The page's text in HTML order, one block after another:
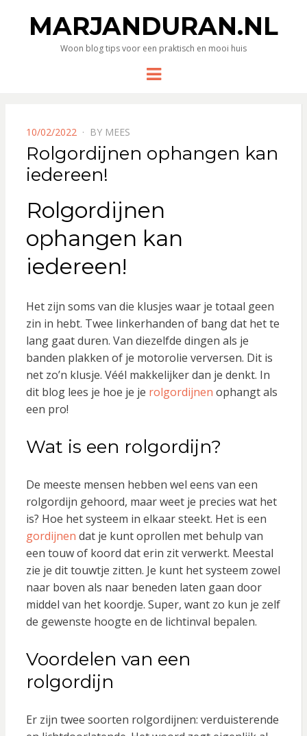
MARJANDURAN.NL
Woon blog tips voor een praktisch en mooi huis
Menu
POSTED
ON
10/02/2022 BY MEES
Rolgordijnen ophangen kan
iedereen!
Rolgordijnen
ophangen kan
iedereen!
Het zijn soms van die klusjes waar je totaal geen
zin in hebt. Twee linkerhanden of bang dat het te
lang gaat duren. Van diezelfde dingen als je
banden plakken of je motorolie verversen. Dit is
net zo’n klusje. Véél makkelijker dan je denkt. In
dit blog lees je hoe je je rolgordijnen ophangt als
een pro!
Wat is een rolgordijn?
De meeste mensen hebben wel eens van een
rolgordijn gehoord, maar weet je precies wat het
is? Hoe het systeem in elkaar steekt. Het is een
gordijnen dat je kunt oprollen met behulp van
een touw of koord dat erin zit verwerkt. Meestal
zie je dit touwtje zitten. Je kunt het systeem zowel
naar boven als naar beneden laten gaan door
middel van het koordje. Super, want zo kun je zelf
de gewenste hoogte en de lichtinval bepalen.
Voordelen van een
rolgordijn
Er zijn twee soorten rolgordijnen: verduisterende